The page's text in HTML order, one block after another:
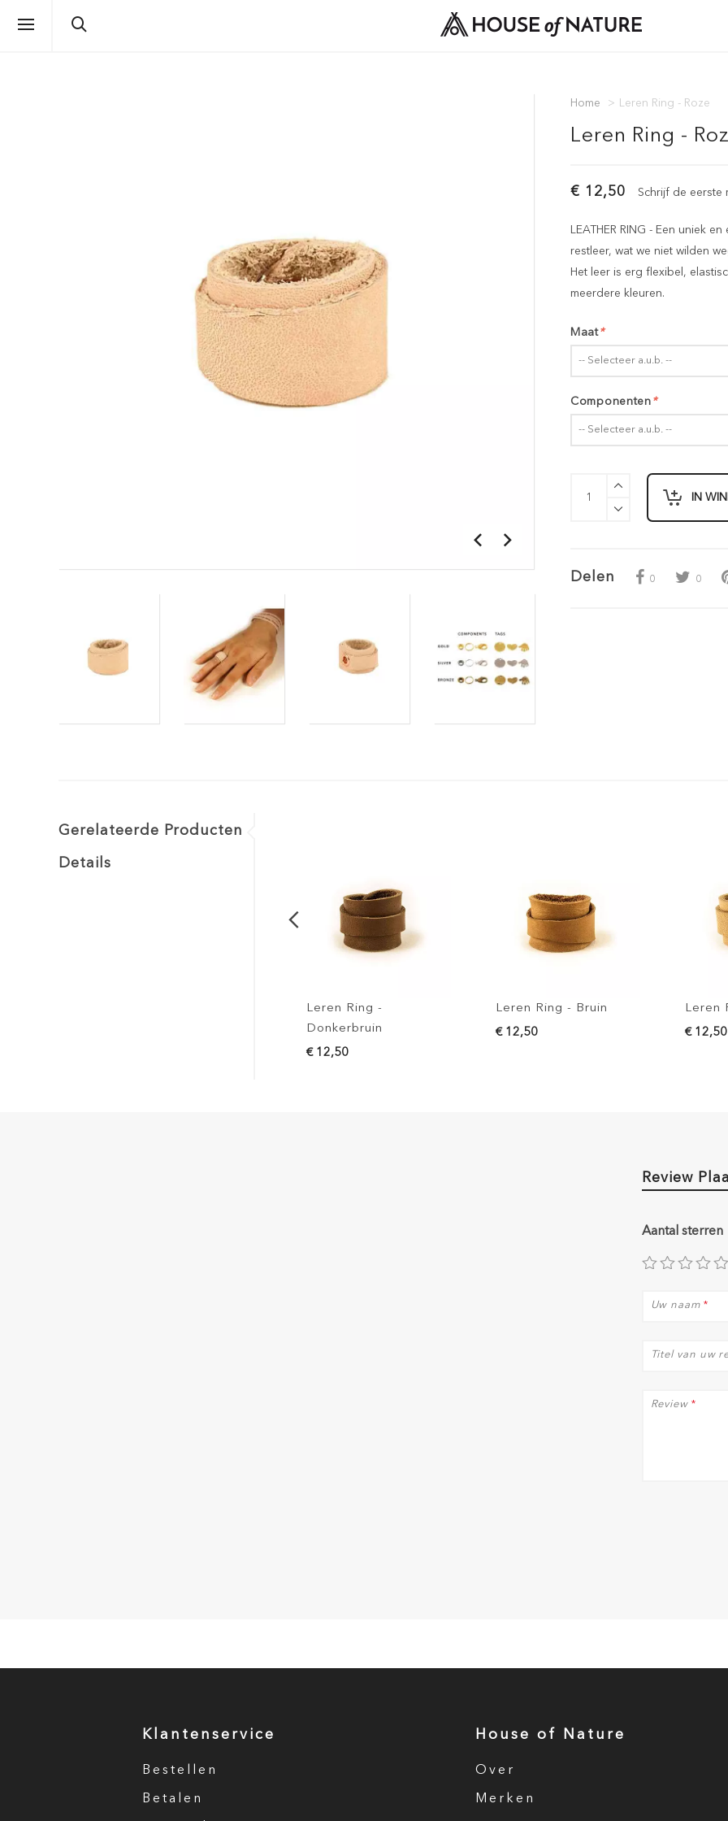
Home > Leren Ring - Roze
Leren Ring -
€ 12,50 Schrijf de eerste
LEATHER RING - Een uniek
restleer, wat we niet wilden
Het leer is erg flexibel,
meerdere kleuren.
*
Maat
-- Selecteer a.u.b. --
*
Componenten
-- Selecteer a.u.b. --
IN
Delen 0 0
Gerelateerde Producten
Details
Leren Ring -
Donkerbruin
€ 12,50
Leren Ring - Bruin
€ 12,50
Leren Ring
€ 12,50
Review
Aantal sterren
*
Uw naam
Titel van uw
*
Review
Klantenservice
Bestellen
Betalen
House of Nature
Over
Merken